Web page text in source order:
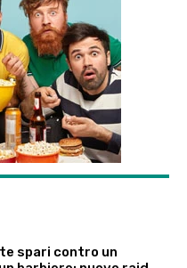
spari contro un